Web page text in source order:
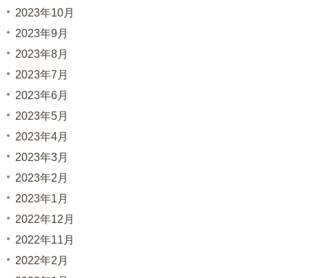
2023年10月
2023年9月
2023年8月
2023年7月
2023年6月
2023年5月
2023年4月
2023年3月
2023年2月
2023年1月
2022年12月
2022年11月
2022年2月